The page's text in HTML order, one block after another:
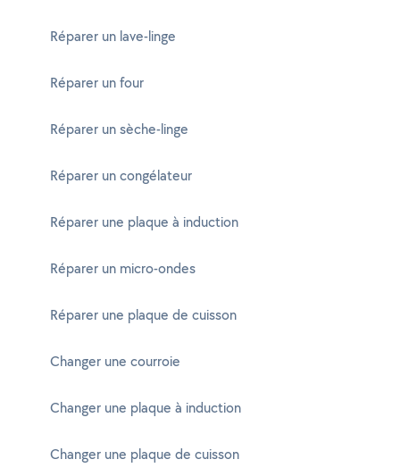
Réparer un lave-linge
Réparer un four
Réparer un sèche-linge
Réparer un congélateur
Réparer une plaque à induction
Réparer un micro-ondes
Réparer une plaque de cuisson
Changer une courroie
Changer une plaque à induction
Changer une plaque de cuisson